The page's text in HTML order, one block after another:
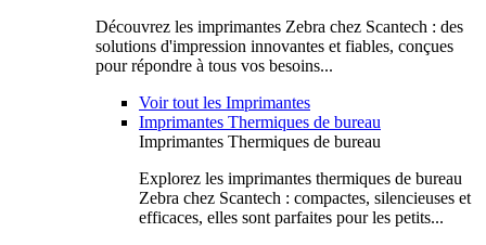
Découvrez les imprimantes Zebra chez Scantech : des
solutions d'impression innovantes et fiables, conçues
pour répondre à tous vos besoins...
Voir tout les Imprimantes
Imprimantes Thermiques de bureau
Imprimantes Thermiques de bureau
Explorez les imprimantes thermiques de bureau
Zebra chez Scantech : compactes, silencieuses et
efficaces, elles sont parfaites pour les petits...